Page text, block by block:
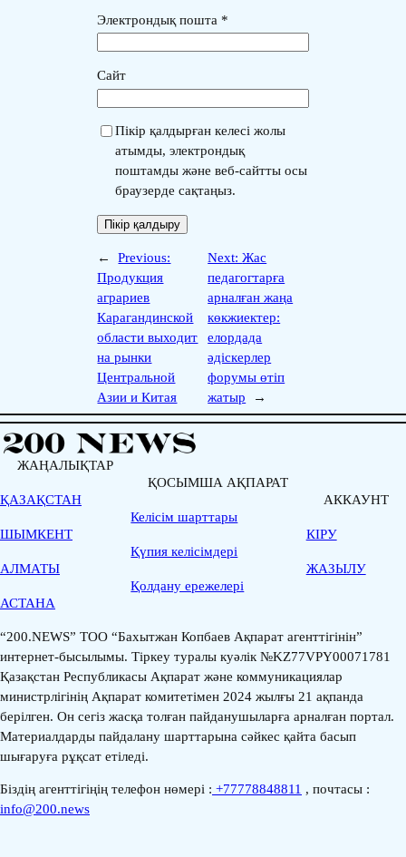
Электрондық пошта *
Сайт
Пікір қалдырған келесі жолы
атымды, электрондық
поштамды және веб-сайтты осы
браузерде сақтаңыз.
←
Previous:
Продукция
аграриев
Карагандинской
области выходит
на рынки
Центральной
Азии и Китая
Next:Жас
педагогтарға
арналған жаңа
көкжиектер:
елордада
әдіскерлер
форумы өтіп
жатыр
→
ЖАҢАЛЫҚТАР
ҚАЗАҚСТАН
ШЫМКЕНТ
АЛМАТЫ
АСТАНА
ҚОСЫМША АҚПАРАТ
Келісім шарттары
Қүпия келісімдері
Қолдану ережелері
АККАУНТ
КІРУ
ЖАЗЫЛУ
“200.NEWS” ТОО “Бахытжан Копбаев Ақпарат агенттігінін”
интернет-бысылымы. Тіркеу туралы куәлік №KZ77VPY00071781
Қазақстан Республикасы Ақпарат және коммуникациялар
министрлігінің Ақпарат комитетімен 2024 жылғы 21 ақпанда
берілген. Он сегіз жасқа толған пайданушыларға арналған портал.
Материалдарды пайдалану шарттарына сәйкес қайта басып
шығаруға рұқсат етіледі.
Біздің агенттігіңің телефон нөмері : +77778848811 , почтасы :
info@200.news